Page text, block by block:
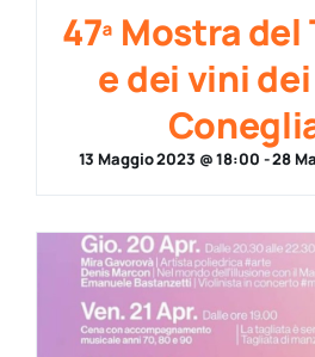
47ª Mostra
e dei vini
13 Maggio 2023 @ 18:00 -28